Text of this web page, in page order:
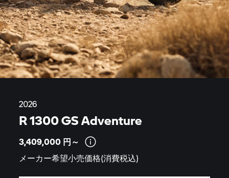
2026
R 1300 GS Adventure
3,409,000 円～
メーカー希望小売価格(消費税込)